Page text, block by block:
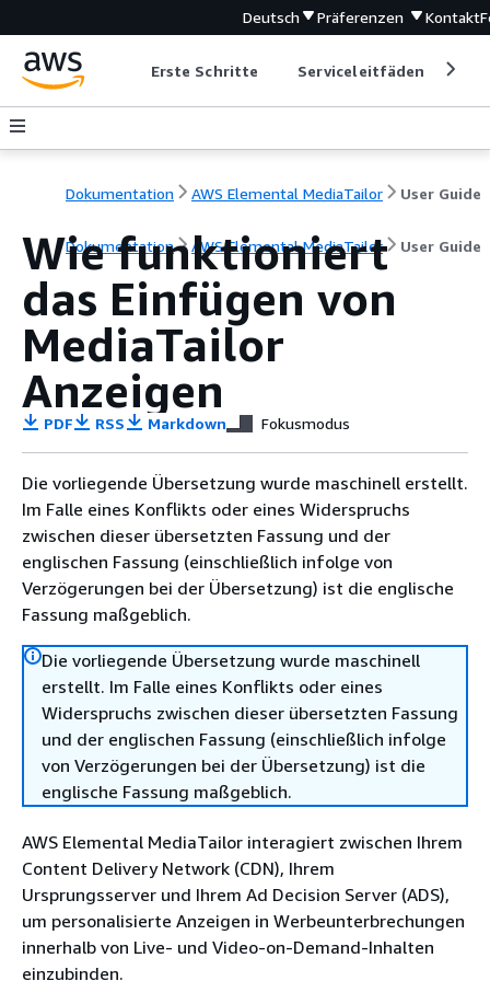
Deutsch Präferenzen Kontakt
Erste Schritte Serviceleitfäden
Dokumentation AWS Elemental MediaTailor User Guide
Dokumentation AWS Elemental MediaTailor User Guide
Wie funktioniert
das Einfügen von
MediaTailor
Anzeigen
PDF RSS Markdown Fokusmodus
Die vorliegende Übersetzung wurde maschinell erstellt.
Im Falle eines Konflikts oder eines Widerspruchs
zwischen dieser übersetzten Fassung und der
englischen Fassung (einschließlich infolge von
Verzögerungen bei der Übersetzung) ist die englische
Fassung maßgeblich.
Die vorliegende Übersetzung wurde maschinell
erstellt. Im Falle eines Konflikts oder eines
Widerspruchs zwischen dieser übersetzten Fassung
und der englischen Fassung (einschließlich infolge
von Verzögerungen bei der Übersetzung) ist die
englische Fassung maßgeblich.
AWS Elemental MediaTailor interagiert zwischen Ihrem
Content Delivery Network (CDN), Ihrem
Ursprungsserver und Ihrem Ad Decision Server (ADS),
um personalisierte Anzeigen in Werbeunterbrechungen
innerhalb von Live- und Video-on-Demand-Inhalten
einzubinden.